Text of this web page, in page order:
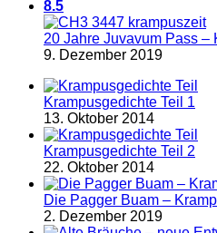
8.5
20 Jahre Juvavum Pass –
9. Dezember 2019
Krampusgedichte Teil 1
13. Oktober 2014
Krampusgedichte Teil 2
22. Oktober 2014
Die Pagger Buam –
2. Dezember 2019